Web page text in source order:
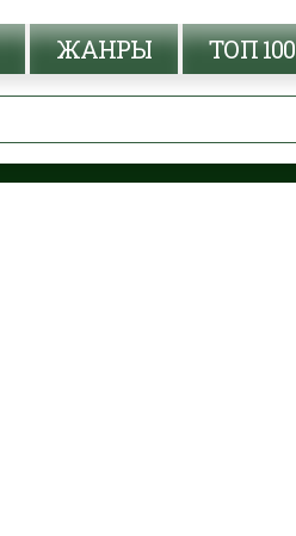
ЖАНРЫ ТОП 100